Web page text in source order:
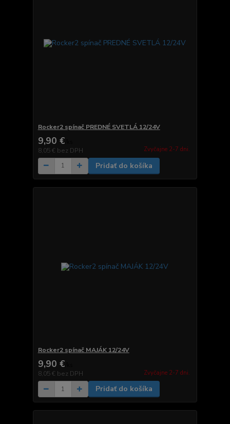
Rocker2 spínač PREDNÉ SVETLÁ 12/24V
9,90 €
8,05 € bez DPH Zvyčajne 2-7 dni.
Pridať do košíka
Rocker2 spínač MAJÁK 12/24V
9,90 €
8,05 € bez DPH Zvyčajne 2-7 dni.
Pridať do košíka